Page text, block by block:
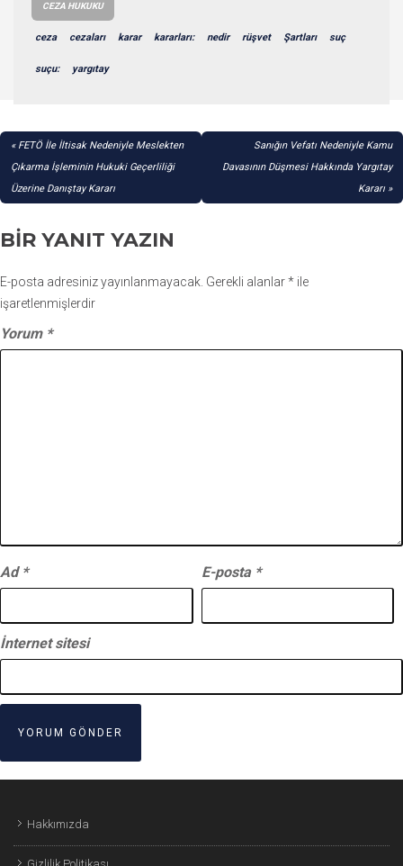
CEZA HUKUKU
ceza cezaları karar kararları: nedir rüşvet Şartları suç
suçu: yargıtay
YAZI
GEZINMESI
FETÖ İle İltisak Nedeniyle Meslekten
Çıkarma İşleminin Hukuki Geçerliliği
Üzerine Danıştay Kararı
Sanığın Vefatı Nedeniyle Kamu
Davasının Düşmesi Hakkında Yargıtay
Kararı
BIR YANIT YAZIN
E-posta adresiniz yayınlanmayacak. Gerekli alanlar* ile
işaretlenmişlerdir
Yorum *
Ad * E-posta *
İnternet sitesi
Hakkımızda